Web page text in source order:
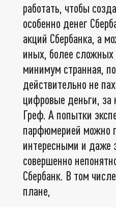
работать, чтобы
особенно денег
акций Сбербанка, а
иных, более
минимум странная,
действительно не
цифровые деньги, за
Греф. А попытки
парфюмерией можно
интересными и даже
совершенно
Сбербанк. В том
плане,